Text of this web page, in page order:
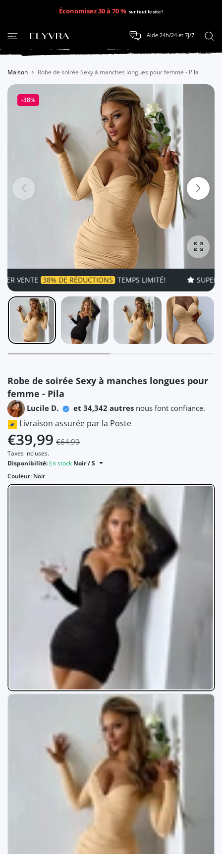
Économisez 30 à 70 % sur tout le site !
Aide 24h/24 et 7j/7
Maison Robe de soirée Sexy à manches longues pour femme - Pila
38% DE RÉDUCTIONS TEMPS LIMITÉ! SUPER VENTE
-38%
Robe de soirée Sexy à manches longues pour
femme - Pila
Lucile D. et 34,342 autres nous font confiance.
Livraison assurée par la Poste
€39,99 €64,99
Taxes incluses.
Disponibilité: En stock Noir / S
Couleur: Noir